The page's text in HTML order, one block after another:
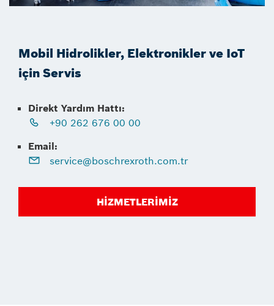
Mobil Hidrolikler, Elektronikler ve IoT
için Servis
Direkt Yardım Hattı:
+90 262 676 00 00
Email:
service@boschrexroth.com.tr
HIZMETLERIMIZ